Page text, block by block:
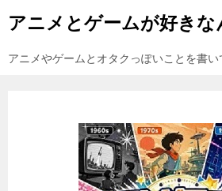
アニメとゲームが好きな
アニメやゲームとオタクっぽいことを書い